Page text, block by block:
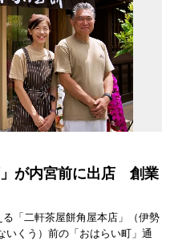
が内宮前に出店 創業
「二軒茶屋餅角屋本店」（伊勢
くう）前の「おはらい町」通